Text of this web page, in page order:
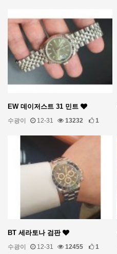
EW 데이저스트 31 민트
수광이 12-31 13232 1
BT 세라토나 검판
수광이 12-31 12455 1